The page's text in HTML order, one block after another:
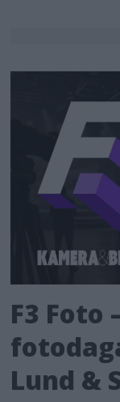
F3 Foto
Lund &